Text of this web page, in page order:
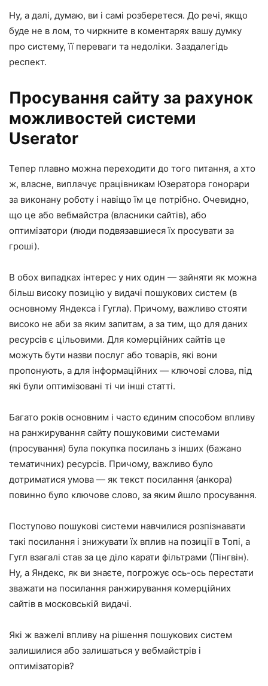
Ну, а далі, думаю, ви і самі розберетеся. До речі, якщо
буде не в лом, то чиркните в коментарях вашу думку
про систему, її переваги та недоліки. Заздалегідь
респект.
Просування сайту за рахунок
можливостей системи
Userator
Тепер плавно можна переходити до того питання, а хто
ж, власне, виплачує працівникам Юзератора гонорари
за виконану роботу і навіщо їм це потрібно. Очевидно,
що це або вебмайстра (власники сайтів), або
оптимізатори (люди подвязавшиеся їх просувати за
гроші).
В обох випадках інтерес у них один — зайняти як можна
більш високу позицію у видачі пошукових систем (в
основному Яндекса і Гугла). Причому, важливо стояти
високо не аби за яким запитам, а за тим, що для даних
ресурсів є цільовими. Для комерційних сайтів це
можуть бути назви послуг або товарів, які вони
пропонують, а для інформаційних — ключові слова, під
які були оптимізовані ті чи інші статті.
Багато років основним і часто єдиним способом впливу
на ранжирування сайту пошуковими системами
(просування) була покупка посилань з інших (бажано
тематичних) ресурсів. Причому, важливо було
дотриматися умова — як текст посилання (анкора)
повинно було ключове слово, за яким йшло просування.
Поступово пошукові системи навчилися розпізнавати
такі посилання і знижувати їх вплив на позиції в Топі, а
Гугл взагалі став за це діло карати фільтрами (Пінгвін).
Ну, а Яндекс, як ви знаєте, погрожує ось-ось перестати
зважати на посилання ранжирування комерційних
сайтів в московській видачі.
Які ж важелі впливу на рішення пошукових систем
залишилися або залишаться у вебмайстрів і
оптимізаторів?